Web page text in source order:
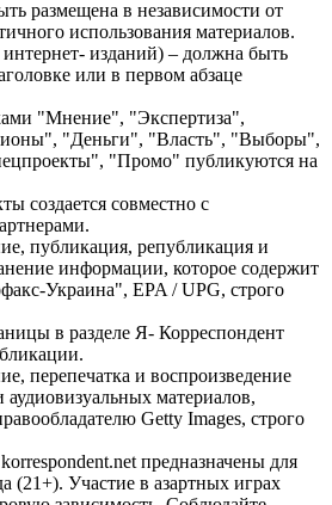
размещена в независимости от
использования материалов.
изданий) – должна быть
или в первом абзаце
"Мнение", "Экспертиза",
"Деньги", "Власть", "Выборы",
"Промо" публикуются на
создается совместно с
публикация, републикация и
информации, которое содержит
Украина", EPA / UPG, строго
в разделе Я- Корреспондент
перепечатка и воспроизведение
материалов,
Getty Images, строго
предназначены для
(21+). Участие в азартных играх